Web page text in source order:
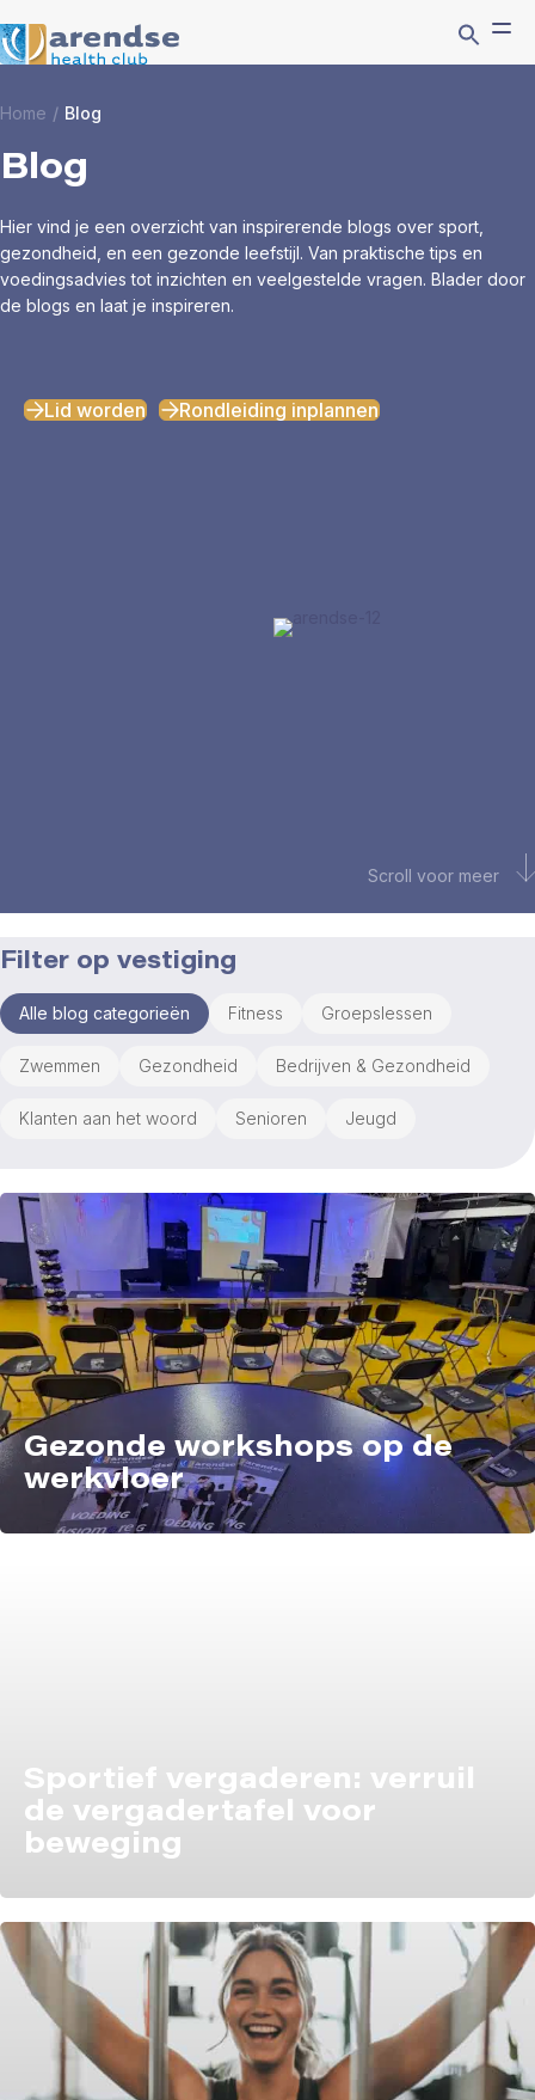
Home / Blog
Blog
Hier vind je een overzicht van inspirerende blogs over sport,
gezondheid, en een gezonde leefstijl. Van praktische tips en
voedingsadvies tot inzichten en veelgestelde vragen. Blader door
de blogs en laat je inspireren.
Lid worden Rondleiding inplannen
Scroll voor meer
Filter op vestiging
Alle blog categorieën Fitness Groepslessen
Zwemmen Gezondheid Bedrijven & Gezondheid
Klanten aan het woord Senioren Jeugd
Gezonde workshops op de
werkvloer
Sportief vergaderen: verruil
de vergadertafel voor
beweging